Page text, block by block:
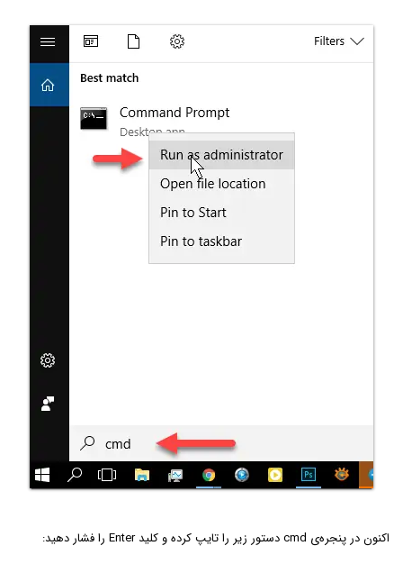
اکنون در پنجره‌ی cmd دستور زیر را تایپ کرده و کلید Enter را فشار دهید: